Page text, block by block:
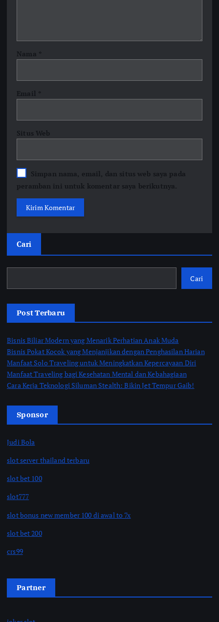
Nama *
Email *
Situs Web
Simpan nama, email, dan situs web saya pada
peramban ini untuk komentar saya berikutnya.
Cari
Cari
Post Terbaru
Bisnis Biliar Modern yang Menarik Perhatian Anak Muda
Bisnis Pokat Kocok yang Menjanjikan dengan Penghasilan Harian
Manfaat Solo Traveling untuk Meningkatkan Kepercayaan Diri
Manfaat Traveling bagi Kesehatan Mental dan Kebahagiaan
Cara Kerja Teknologi Siluman Stealth: Bikin Jet Tempur Gaib!
Sponsor
Judi Bola
slot server thailand terbaru
slot bet 100
slot777
slot bonus new member 100 di awal to 7x
slot bet 200
crs99
Partner